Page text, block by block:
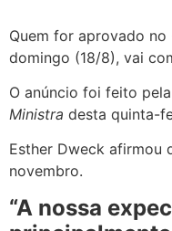
Quem for aprovado no
domingo (18/8), vai
O anúncio foi feito
Ministra desta quinta-
Esther Dweck afirmou
novembro.
“A nossa